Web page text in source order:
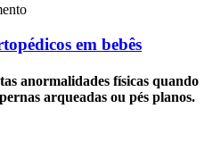
em bebês
anormalidades físicas quando
arqueadas ou pés planos.